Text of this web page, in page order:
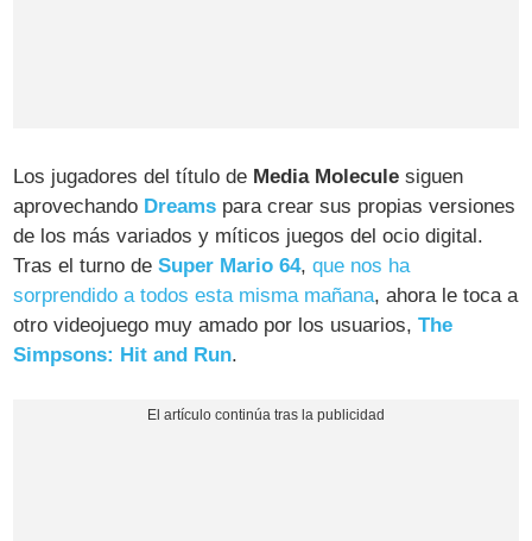
Los jugadores del título de Media Molecule siguen
aprovechando Dreams para crear sus propias versiones
de los más variados y míticos juegos del ocio digital.
Tras el turno deSuper Mario 64,que nos ha
sorprendido a todos esta misma mañana, ahora le toca a
otro videojuego muy amado por los usuarios,The
Simpsons: Hit and Run.